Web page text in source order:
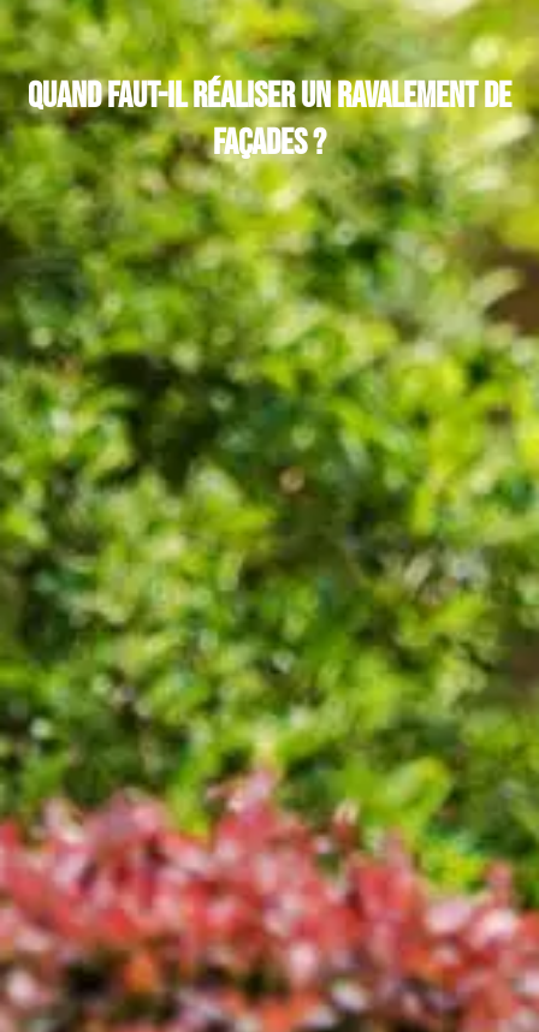
Quand faut-il réaliser un ravalement de
façades ?